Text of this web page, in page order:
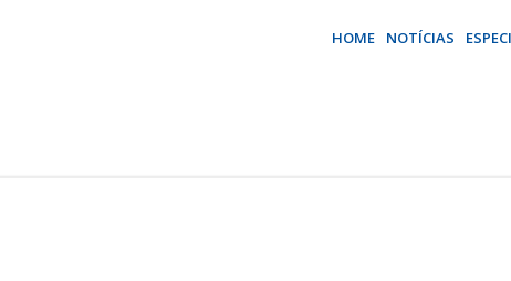
HOME NOTÍCIAS